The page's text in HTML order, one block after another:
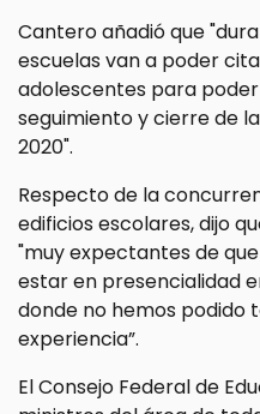
Cantero añadió que
escuelas van a poder
adolescentes para
seguimiento y cierre de
2020".
Respecto de la
edificios escolares, dijo
"muy expectantes de
estar en presencialidad
donde no hemos podido
experiencia”.
El Consejo Federal de